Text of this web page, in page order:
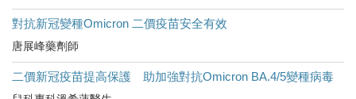
對抗新冠變種Omicron 二價疫苗安全有效
唐展峰藥劑師
二價新冠疫苗提高保護 助加強對抗Omicron BA.4/5變種病毒